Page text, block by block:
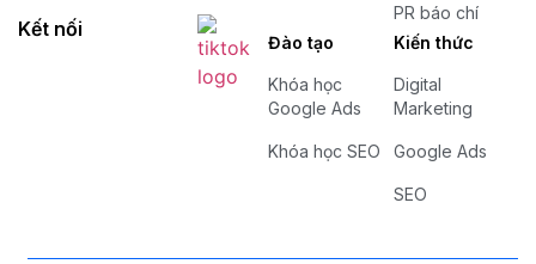
Kết nối
PR báo chí
Đào tạo
Khóa học
Google Ads
Khóa học SEO
Kiến thức
Digital
Marketing
Google Ads
SEO